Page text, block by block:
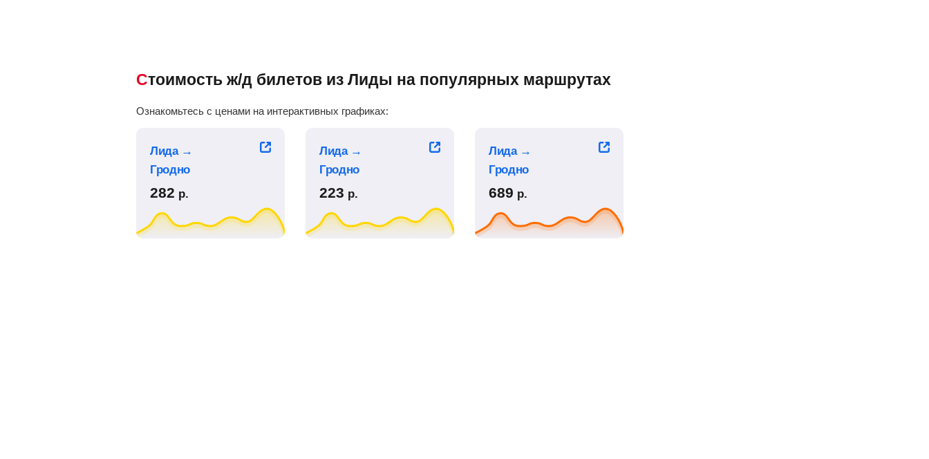
Стоимость ж/д билетов из Лиды на популярных маршрутах
Ознакомьтесь с ценами на интерактивных графиках:
Лида →
Гродно
282 р.
Лида →
Гродно
223 р.
Лида →
Гродно
689 р.